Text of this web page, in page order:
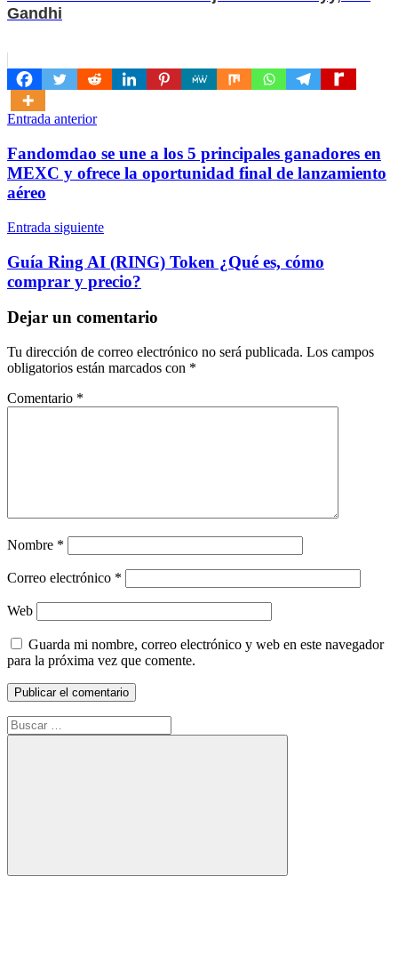
Gandhi
Navegación
de
entradas
Entrada anterior
Fandomdao se une a los 5 principales ganadores en
MEXC y ofrece la oportunidad final de lanzamiento
aéreo
Entrada siguiente
Guía Ring AI (RING) Token ¿Qué es, cómo
comprar y precio?
Dejar un comentario
Tu dirección de correo electrónico no será publicada. Los campos
obligatorios están marcados con *
Comentario *
Nombre *
Correo electrónico *
Web
Guarda mi nombre, correo electrónico y web en este navegador
para la próxima vez que comente.
Buscar:
Buscar